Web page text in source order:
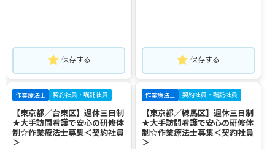
保存する 保存する
作業療法士 契約社員・嘱託社員
【東京都／台東区】週休三日制
★大手訪問看護で安心の研修体
制☆作業療法士募集＜契約社員
＞
作業療法士 契約社員・嘱託社員
【東京都／練馬区】週休三日制
★大手訪問看護で安心の研修体
制☆作業療法士募集＜契約社員
＞